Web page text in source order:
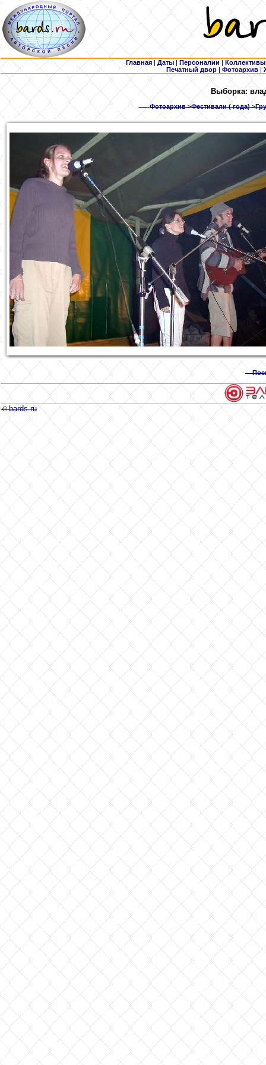
Главная | Даты | Персоналии | Коллективы
Печатный двор |Фотоархив |
Выборка:
Фотоархив>Фестивали ( года)>
©bards.ru